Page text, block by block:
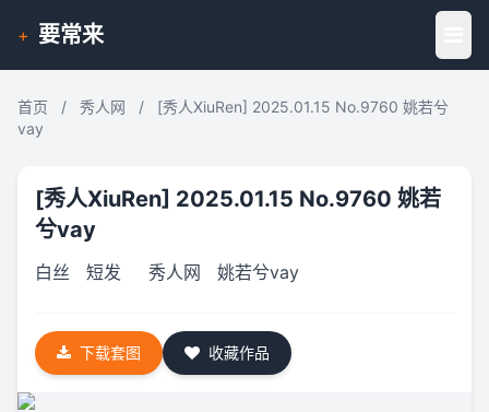
+ 要常来
首页 / 秀人网 /
[秀人XiuRen] 2025.01.15 No.9760 姚若兮
vay
[秀人XiuRen] 2025.01.15 No.9760 姚若
兮vay
白丝 短发 秀人网 姚若兮vay
下载套图 收藏作品